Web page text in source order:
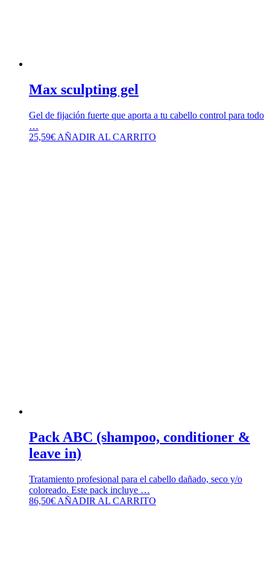
Max sculpting gel
Gel de fijación fuerte que aporta a tu cabello control para todo
…
25,59€ AÑADIR AL CARRITO
Pack ABC (shampoo, conditioner &
leave in)
Tratamiento profesional para el cabello dañado, seco y/o
coloreado. Este pack incluye …
86,50€ AÑADIR AL CARRITO